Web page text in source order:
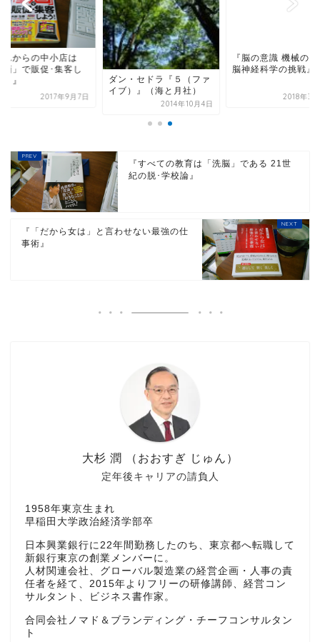
れからの中小店は
画」で販促･集客し
』
2017年9月7日
ダン・セドラ『５（ファ
イブ）』（海と月社）
2014年10月4日
『脳の意識 機械の
脳神経科学の挑戦』
2018年3
『すべての教育は「洗脳」である 21世
紀の脱･学校論』
『「だから女は」と言わせない最強の仕
事術』
定年後キャリアの請負人
大杉 潤 （おおすぎ じゅん）
1958年東京生まれ
早稲田大学政治経済学部卒
日本興業銀行に22年間勤務したのち、東京都へ転職して
新銀行東京の創業メンバーに。
人材関連会社、グローバル製造業の経営企画・人事の責
任者を経て、2015年よりフリーの研修講師、経営コン
サルタント、ビジネス書作家。
合同会社ノマド＆ブランディング・チーフコンサルタン
ト